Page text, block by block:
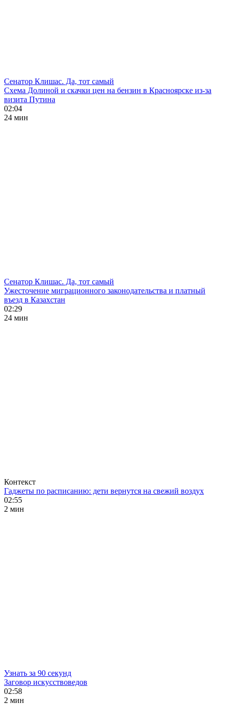
Сенатор Клишас. Да, тот самый
Схема Долиной и скачки цен на бензин в Красноярске из-за
визита Путина
02:04
24 мин
Сенатор Клишас. Да, тот самый
Ужесточение миграционного законодательства и платный
въезд в Казахстан
02:29
24 мин
Контекст
Гаджеты по расписанию: дети вернутся на свежий воздух
02:55
2 мин
Узнать за 90 секунд
Заговор искусствоведов
02:58
2 мин